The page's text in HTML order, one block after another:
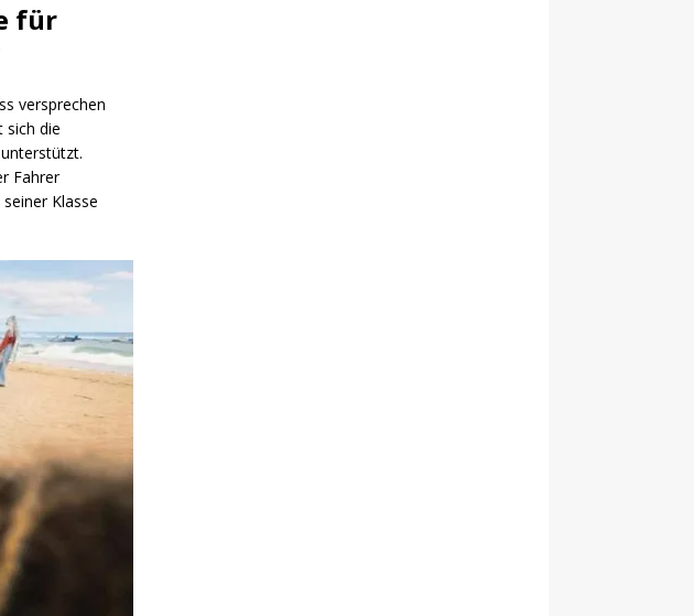
für
versprechen
sich die
Fahrer
Klasse